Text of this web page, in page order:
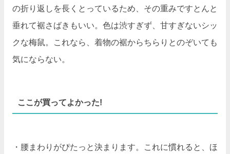
の折り返しを長くとっているため、その重みですとんと
垂れて裾さばきもいい。色は渋すぎず、甘すぎないシッ
クな梅鼠。これなら、着物の裾からちらりとのぞいても
気にならない。
ここが買ってよかった!
・腰まわりがぴたっと決まります。これに慣れると、ほ